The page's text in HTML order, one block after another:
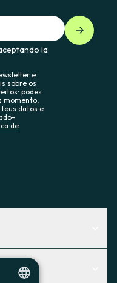
la
e
sobre os
podes
momento,
datos e
de